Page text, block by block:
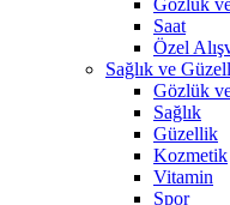
Gözlük
Saat
Özel
Sağlık ve
Gözlük
Sağlık
Güzellik
Kozmetik
Vitamin
Spor